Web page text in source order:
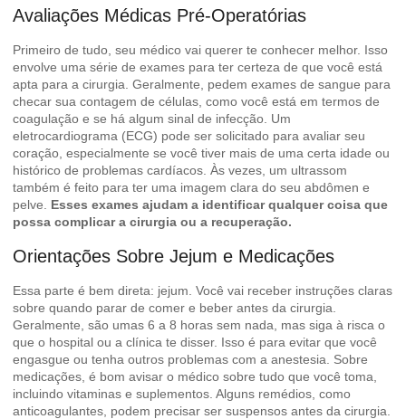
Avaliações Médicas Pré-Operatórias
Primeiro de tudo, seu médico vai querer te conhecer melhor. Isso
envolve uma série de exames para ter certeza de que você está
apta para a cirurgia. Geralmente, pedem exames de sangue para
checar sua contagem de células, como você está em termos de
coagulação e se há algum sinal de infecção. Um
eletrocardiograma (ECG) pode ser solicitado para avaliar seu
coração, especialmente se você tiver mais de uma certa idade ou
histórico de problemas cardíacos. Às vezes, um ultrassom
também é feito para ter uma imagem clara do seu abdômen e
pelve. Esses exames ajudam a identificar qualquer coisa que
possa complicar a cirurgia ou a recuperação.
Orientações Sobre Jejum e Medicações
Essa parte é bem direta: jejum. Você vai receber instruções claras
sobre quando parar de comer e beber antes da cirurgia.
Geralmente, são umas 6 a 8 horas sem nada, mas siga à risca o
que o hospital ou a clínica te disser. Isso é para evitar que você
engasgue ou tenha outros problemas com a anestesia. Sobre
medicações, é bom avisar o médico sobre tudo que você toma,
incluindo vitaminas e suplementos. Alguns remédios, como
anticoagulantes, podem precisar ser suspensos antes da cirurgia.